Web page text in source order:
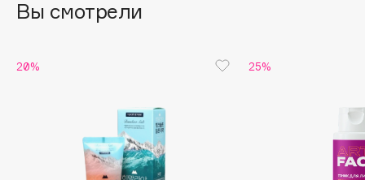
beautyblender
Beverly Hills Polo Club
Вы смотрели
20% 25%